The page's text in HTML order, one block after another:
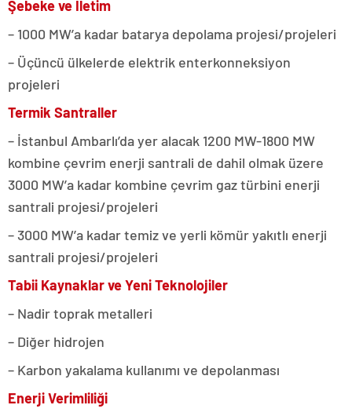
Şebeke ve İletim
– 1000 MW’a kadar batarya depolama projesi/projeleri
– Üçüncü ülkelerde elektrik enterkonneksiyon
projeleri
Termik Santraller
– İstanbul Ambarlı’da yer alacak 1200 MW-1800 MW
kombine çevrim enerji santrali de dahil olmak üzere
3000 MW’a kadar kombine çevrim gaz türbini enerji
santrali projesi/projeleri
– 3000 MW’a kadar temiz ve yerli kömür yakıtlı enerji
santrali projesi/projeleri
Tabii Kaynaklar ve Yeni Teknolojiler
– Nadir toprak metalleri
– Diğer hidrojen
– Karbon yakalama kullanımı ve depolanması
Enerji Verimliliği